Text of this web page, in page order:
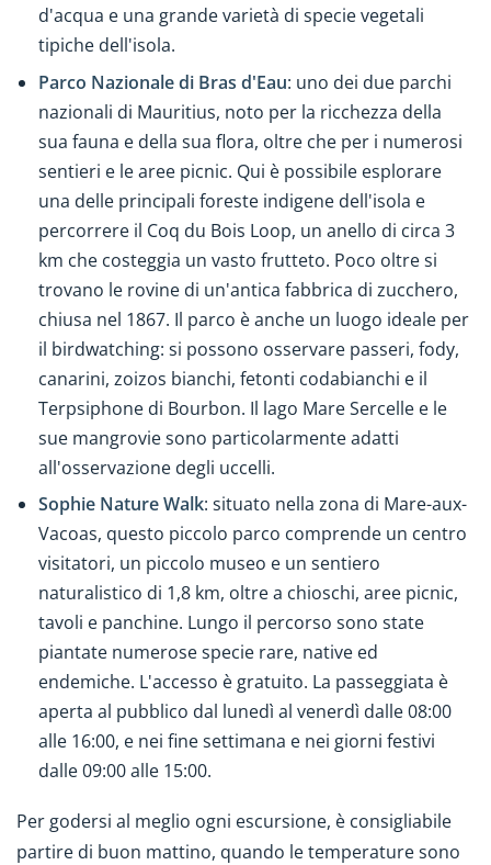
d'acqua e una grande varietà di specie vegetali
tipiche dell'isola.
Parco Nazionale di Bras d'Eau: uno dei due parchi
nazionali di Mauritius, noto per la ricchezza della
sua fauna e della sua flora, oltre che per i numerosi
sentieri e le aree picnic. Qui è possibile esplorare
una delle principali foreste indigene dell'isola e
percorrere il Coq du Bois Loop, un anello di circa 3
km che costeggia un vasto frutteto. Poco oltre si
trovano le rovine di un'antica fabbrica di zucchero,
chiusa nel 1867. Il parco è anche un luogo ideale per
il birdwatching: si possono osservare passeri, fody,
canarini, zoizos bianchi, fetonti codabianchi e il
Terpsiphone di Bourbon. Il lago Mare Sercelle e le
sue mangrovie sono particolarmente adatti
all'osservazione degli uccelli.
Sophie Nature Walk: situato nella zona di Mare-aux-
Vacoas, questo piccolo parco comprende un centro
visitatori, un piccolo museo e un sentiero
naturalistico di 1,8 km, oltre a chioschi, aree picnic,
tavoli e panchine. Lungo il percorso sono state
piantate numerose specie rare, native ed
endemiche. L'accesso è gratuito. La passeggiata è
aperta al pubblico dal lunedì al venerdì dalle 08:00
alle 16:00, e nei fine settimana e nei giorni festivi
dalle 09:00 alle 15:00.
Per godersi al meglio ogni escursione, è consigliabile
partire di buon mattino, quando le temperature sono